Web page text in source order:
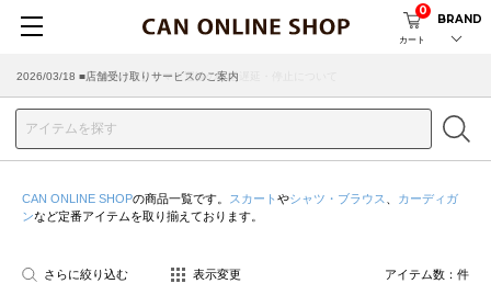
カート
0
BRAND
2026/07/29 ■【お知らせ】ヤマト運輸の配送遅延・停止について
2026/03/18 ■店舗受け取りサービスのご案内
CAN ONLINE SHOPの商品一覧です。 スカート やシャツ・ブラウス
カーディガ
ンなど定番アイテムを取り揃えております。
さらに絞り込む 表示変更 アイテム数： 件